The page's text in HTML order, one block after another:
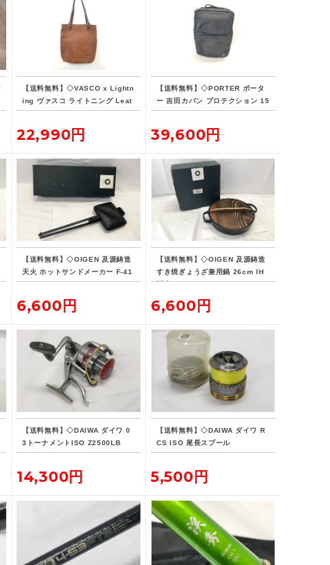
【送料無料】◇VASCO x Lightn
ing ヴァスコ ライトニング Leat
her Lover Tote ニベレザー トー
22,990円
【送料無料】◇PORTER ポータ
ー 吉田カバン プロテクション 15
L デイパック リュックサック バ
39,600円
【送料無料】◇OIGEN 及源鋳造
天火 ホットサンドメーカー F-41
6
6,600円
【送料無料】◇OIGEN 及源鋳造
すき焼ぎょうざ兼用鍋 26cm IH
対応
6,600円
【送料無料】◇DAIWA ダイワ 0
3トーナメントISO Z2500LB
14,300円
【送料無料】◇DAIWA ダイワ R
CS ISO 尾長スプール
5,500円